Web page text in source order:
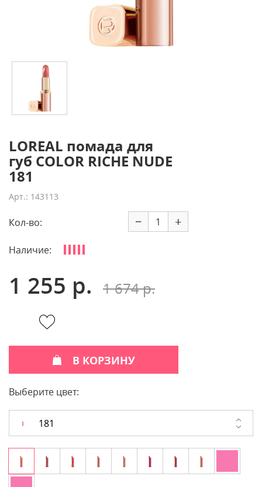
LOREAL помада для
губ COLOR RICHE NUDE
181
Арт.: 143113
Кол-во: − +
Наличие:
1 255 р. 1 674 р.
В КОРЗИНУ
Выберите цвет:
181